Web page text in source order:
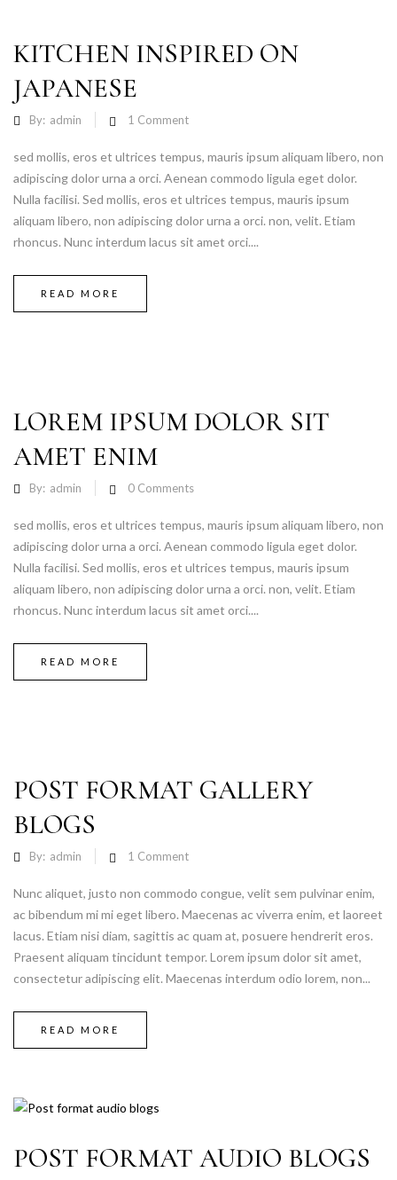
KITCHEN INSPIRED ON
JAPANESE
By: admin 1 Comment
sed mollis, eros et ultrices tempus, mauris ipsum aliquam libero, non
adipiscing dolor urna a orci. Aenean commodo ligula eget dolor.
Nulla facilisi. Sed mollis, eros et ultrices tempus, mauris ipsum
aliquam libero, non adipiscing dolor urna a orci. non, velit. Etiam
rhoncus. Nunc interdum lacus sit amet orci....
READ MORE
LOREM IPSUM DOLOR SIT
AMET ENIM
By: admin 0 Comments
sed mollis, eros et ultrices tempus, mauris ipsum aliquam libero, non
adipiscing dolor urna a orci. Aenean commodo ligula eget dolor.
Nulla facilisi. Sed mollis, eros et ultrices tempus, mauris ipsum
aliquam libero, non adipiscing dolor urna a orci. non, velit. Etiam
rhoncus. Nunc interdum lacus sit amet orci....
READ MORE
POST FORMAT GALLERY
BLOGS
By: admin 1 Comment
Nunc aliquet, justo non commodo congue, velit sem pulvinar enim,
ac bibendum mi mi eget libero. Maecenas ac viverra enim, et laoreet
lacus. Etiam nisi diam, sagittis ac quam at, posuere hendrerit eros.
Praesent aliquam tincidunt tempor. Lorem ipsum dolor sit amet,
consectetur adipiscing elit. Maecenas interdum odio lorem, non...
READ MORE
POST FORMAT AUDIO BLOGS